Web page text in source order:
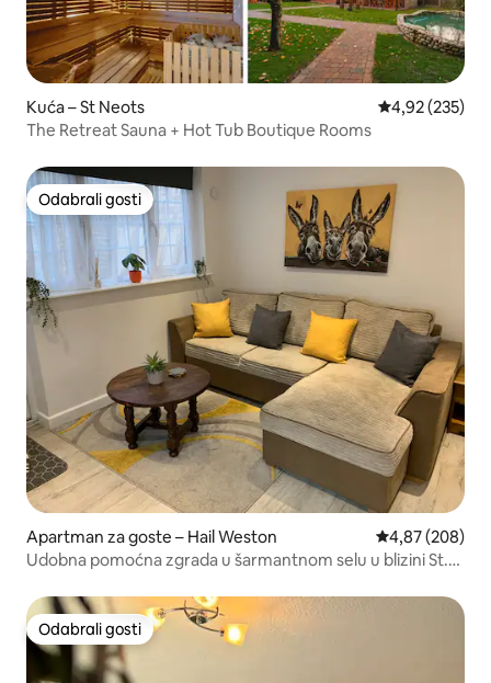
Kuća – St Neots Prosječna
4,92 (235)
The Retreat Sauna + Hot Tub Boutique Rooms
Odabrali gosti
Odabrali gosti
Apartman za goste – Hail Weston Prosječna
4,87 (208)
Udobna pomoćna zgrada u šarmantnom selu u blizini St.
Odabrali gosti
Odabrali gosti